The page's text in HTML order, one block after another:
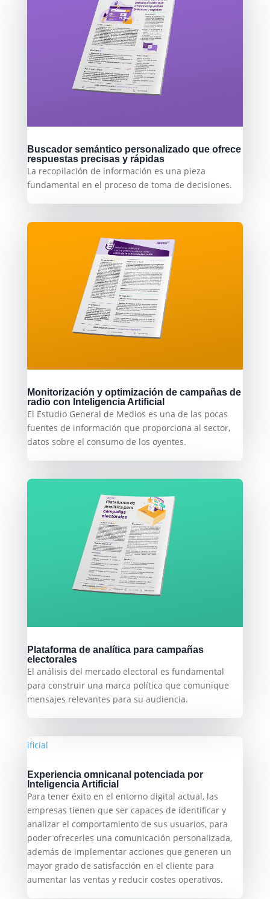
Buscador semántico personalizado que ofrece
respuestas precisas y rápidas
La recopilación de información es una pieza
fundamental en el proceso de toma de decisiones.
Monitorización y optimización de campañas de
radio con Inteligencia Artificial
El Estudio General de Medios es una de las pocas
fuentes de información que proporciona al sector,
datos sobre el consumo de los oyentes.
Plataforma de analítica para campañas
electorales
El análisis del mercado electoral es fundamental
para construir una marca política que comunique
mensajes relevantes para su audiencia.
Experiencia omnicanal potenciada por
Inteligencia Artificial
Para tener éxito en el entorno digital actual, las
empresas tienen que ser capaces de identificar y
analizar el comportamiento de sus usuarios, para
poder ofrecerles una comunicación personalizada,
además de implementar acciones que generen un
mayor grado de satisfacción en el cliente para
aumentar las ventas y reducir costes operativos.